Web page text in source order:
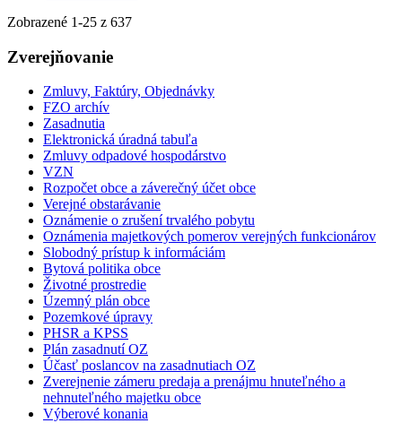
Zobrazené 1-25 z 637
Zverejňovanie
Zmluvy, Faktúry, Objednávky
FZO archív
Zasadnutia
Elektronická úradná tabuľa
Zmluvy odpadové hospodárstvo
VZN
Rozpočet obce a záverečný účet obce
Verejné obstarávanie
Oznámenie o zrušení trvalého pobytu
Oznámenia majetkových pomerov verejných funkcionárov
Slobodný prístup k informáciám
Bytová politika obce
Životné prostredie
Územný plán obce
Pozemkové úpravy
PHSR a KPSS
Plán zasadnutí OZ
Účasť poslancov na zasadnutiach OZ
Zverejnenie zámeru predaja a prenájmu hnuteľného a
nehnuteľného majetku obce
Výberové konania